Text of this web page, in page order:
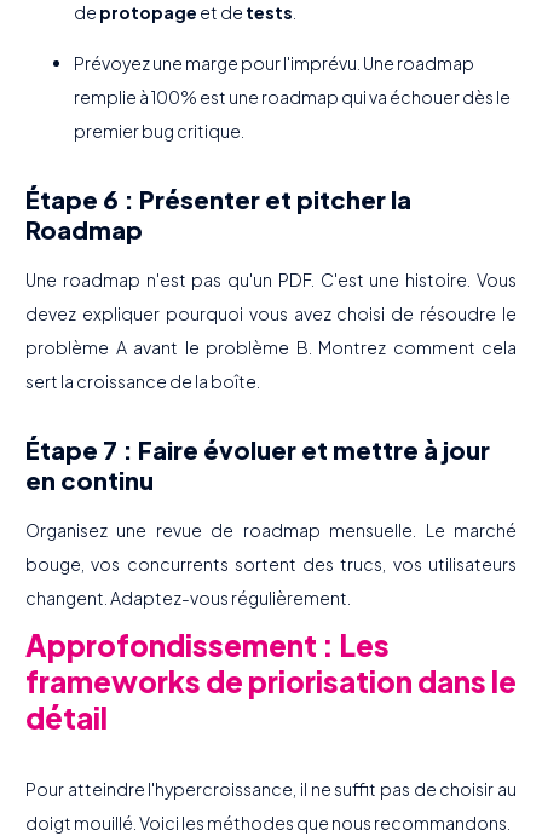
de protopage et de tests
Prévoyez une marge pour l'imprévu. Une roadmap
remplie à 100% est une roadmap qui va échouer dès le
premier bug critique.
Étape 6 : Présenter et pitcher la
Roadmap
Une roadmap n'est pas qu'un PDF. C'est une histoire. Vous
devez expliquer pourquoi vous avez choisi de résoudre le
problème A avant le problème B. Montrez comment cela
sert la croissance de la boîte.
Étape 7 : Faire évoluer et mettre à jour
en continu
Organisez une revue de roadmap mensuelle. Le marché
bouge, vos concurrents sortent des trucs, vos utilisateurs
changent. Adaptez-vous régulièrement.
Approfondissement : Les
frameworks de priorisation dans le
détail
Pour atteindre l'hypercroissance, il ne suffit pas de choisir au
doigt mouillé. Voici les méthodes que nous recommandons.